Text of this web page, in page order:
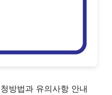
방법과 유의사항 안내